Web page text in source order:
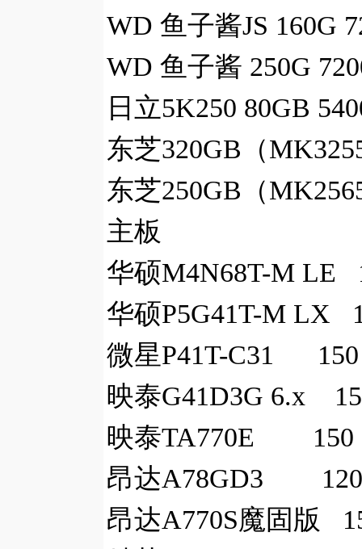
WD 鱼子酱JS 160G
WD 鱼子酱 250G
日立5K250 80GB
东芝320GB（
东芝250GB（
主板
华硕M4N68T-M LE
华硕P5G41T-M LX
微星P41T-C31
映泰G41D3G 6.x
映泰TA770E 150
昂达A78GD3
昂达A770S魔固版